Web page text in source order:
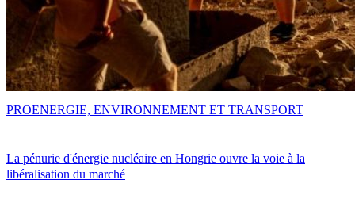
La pénurie d'énergie nucléaire en Hongrie ouvre la voie à la
libéralisation du marché
PROENERGIE, ENVIRONNEMENT ET TRANSPORT